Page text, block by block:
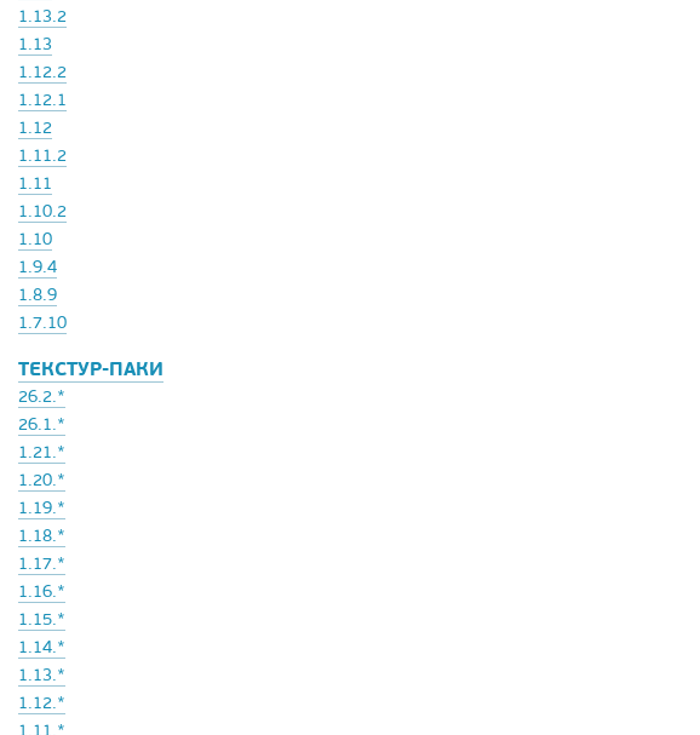
1.13.2
1.13
1.12.2
1.12.1
1.12
1.11.2
1.11
1.10.2
1.10
1.9.4
1.8.9
1.7.10
ТЕКСТУР-ПАКИ
26.2.*
26.1.*
1.21.*
1.20.*
1.19.*
1.18.*
1.17.*
1.16.*
1.15.*
1.14.*
1.13.*
1.12.*
1.11.*